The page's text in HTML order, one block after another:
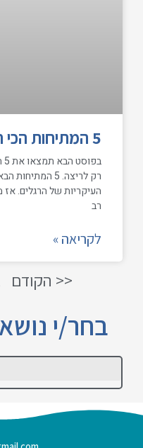
5 המתיחות הכי חשובות לריצה
רק לריצה. 5
העיקריות של הרגלים.
רב
לקריאה »
<< הקודם
בחר/י